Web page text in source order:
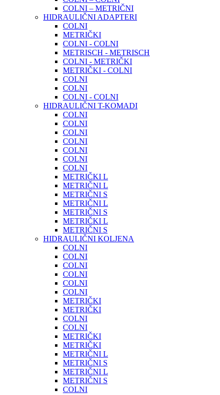
COLNI – METRIČNI
HIDRAULIČNI ADAPTERI
COLNI
METRIČKI
COLNI - COLNI
METRISCH - METRISCH
COLNI - METRIČKI
METRIČKI - COLNI
COLNI
COLNI
COLNI - COLNI
HIDRAULIČNI T-KOMADI
COLNI
COLNI
COLNI
COLNI
COLNI
COLNI
COLNI
METRIČKI L
METRIČNI L
METRIČNI S
METRIČNI L
METRIČNI S
METRIČKI L
METRIČNI S
HIDRAULIČNI KOLJENA
COLNI
COLNI
COLNI
COLNI
COLNI
COLNI
METRIČKI
METRIČKI
COLNI
COLNI
METRIČKI
METRIČKI
METRIČNI L
METRIČNI S
METRIČNI L
METRIČNI S
COLNI